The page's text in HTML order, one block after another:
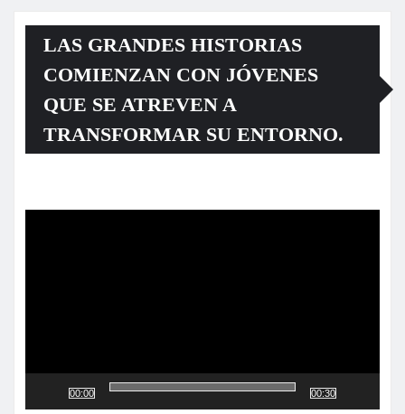
LAS GRANDES HISTORIAS
COMIENZAN CON JÓVENES
QUE SE ATREVEN A
TRANSFORMAR SU ENTORNO.
00:00 00:30